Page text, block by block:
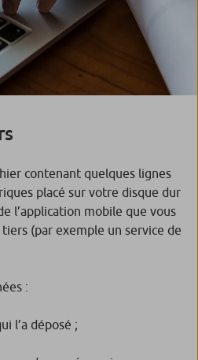
contenant quelques lignes
placé sur votre disque dur
l’application mobile que vous
(par exemple un service de
:
l’a déposé ;